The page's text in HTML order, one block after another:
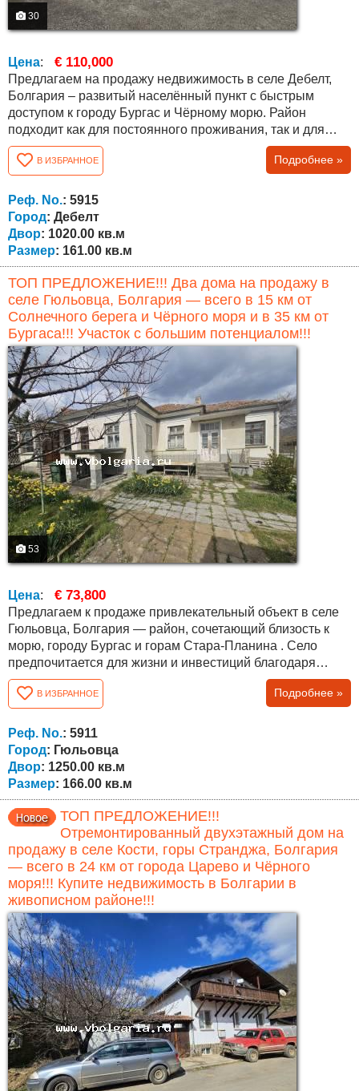
30
Цена: € 110,000
Предлагаем на продажу недвижимость в селе Дебелт,
Болгария – развитый населённый пункт с быстрым
доступом к городу Бургас и Чёрному морю. Район
подходит как для постоянного проживания, так и для
покупки недвижимости у моря в Болгарии. Участок
площадью 1020 кв.м , правильной формы, ухоженный, с
фруктовыми деревьями и большим орехом, создающим
приятную тень летом. На участке расположены два дома
и дополнительные постройки:...
В ИЗБРАННОЕ Подробнее »
Реф. No.: 5915
Город: Дебелт
Двор: 1020.00 кв.м
Размер: 161.00 кв.м
ТОП ПРЕДЛОЖЕНИЕ!!! Два дома на продажу в
селе Гюльовца, Болгария — всего в 15 км от
Солнечного берега и Чёрного моря и в 35 км от
Бургаса!!! Участок с большим потенциалом!!!
53
Цена: € 73,800
Предлагаем к продаже привлекательный объект в селе
Гюльовца, Болгария — район, сочетающий близость к
морю, городу Бургас и горам Стара-Планина . Село
предпочитается для жизни и инвестиций благодаря
спокойствию, природе и развитой инфраструктуре.
Участок угловой, правильной формы, площадью 1250
кв.м, с большим потенциалом для развития. На
территории расположены два отдельных дома и два
гаража: Основной дом площадью 113 кв.м...
В ИЗБРАННОЕ Подробнее »
Реф. No.: 5911
Город: Гюльовца
Двор: 1250.00 кв.м
Размер: 166.00 кв.м
ТОП ПРЕДЛОЖЕНИЕ!!!
Отремонтированный двухэтажный дом на
продажу в селе Кости, горы Странджа, Болгария
— всего в 24 км от города Царево и Чёрного
моря!!! Купите недвижимость в Болгарии в
живописном районе!!!